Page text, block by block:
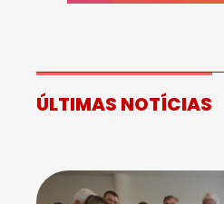
ÚLTIMAS NOTÍCIAS